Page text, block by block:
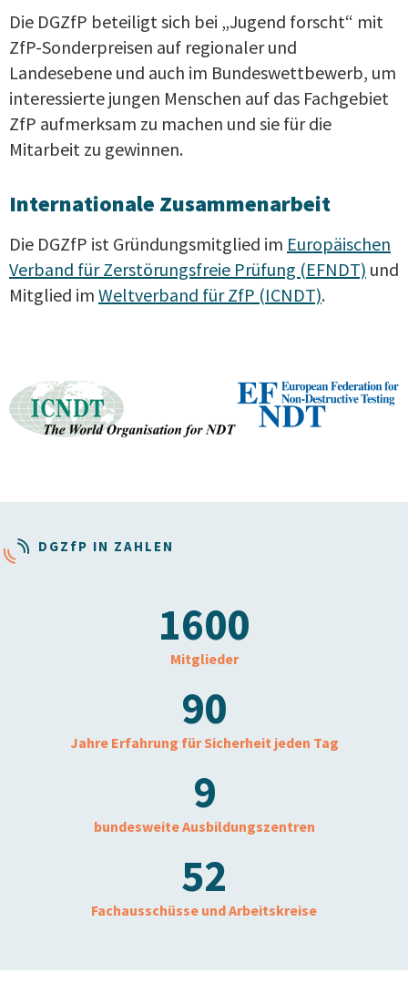
Die DGZfP beteiligt sich bei „Jugend forscht“ mit
ZfP-Sonderpreisen auf regionaler und
Landesebene und auch im Bundeswettbewerb, um
interessierte jungen Menschen auf das Fachgebiet
ZfP aufmerksam zu machen und sie für die
Mitarbeit zu gewinnen.
Internationale Zusammenarbeit
Die DGZfP ist Gründungsmitglied im Europäischen
Verband für Zerstörungsfreie Prüfung (EFNDT) und
Mitglied im Weltverband für ZfP (ICNDT).
DGZfP IN ZAHLEN
1600
Mitglieder
90
Jahre Erfahrung für Sicherheit jeden Tag
9
bundesweite Ausbildungszentren
52
Fachausschüsse und Arbeitskreise